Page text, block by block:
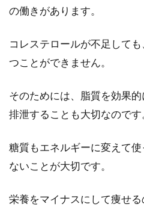
野菜ジュ
パワーは
リコピンを含
で飲むと、ダ
パーフー
の働きがあります。
コレステロールが不足して
つことができません。
そのためには、脂質を効果
排泄することも大切なのです
糖質もエネルギーに変えて
ないことが大切です。
栄養をマイナスにして痩せ